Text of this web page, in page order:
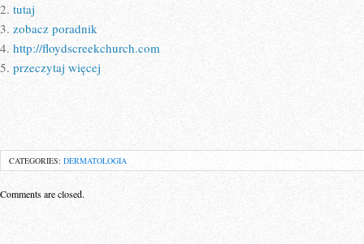
2. tutaj
3. zobacz poradnik
4. http://floydscreekchurch.com
5. przeczytaj więcej
CATEGORIES: DERMATOLOGIA
Comments are closed.